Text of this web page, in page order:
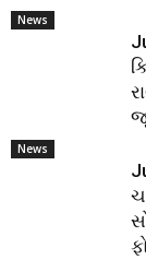
News
News